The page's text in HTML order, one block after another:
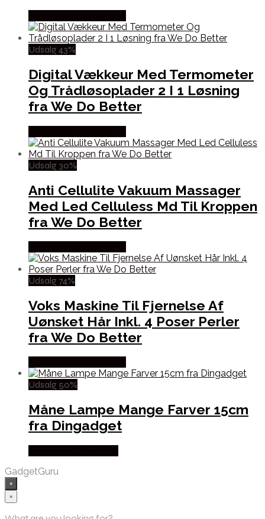
Udsalg 43%
Digital Vækkeur Med Termometer
Og Trådløsoplader 2 I 1 Løsning
fra We Do Better
Udsalg 30%
Anti Cellulite Vakuum Massager
Med Led Celluless Md Til Kroppen
fra We Do Better
Udsalg 74%
Voks Maskine Til Fjernelse Af
Uønsket Hår Inkl. 4 Poser Perler
fra We Do Better
Udsalg 50%
Måne Lampe Mange Farver 15cm
fra Dingadget
GadgetGuru
×
×